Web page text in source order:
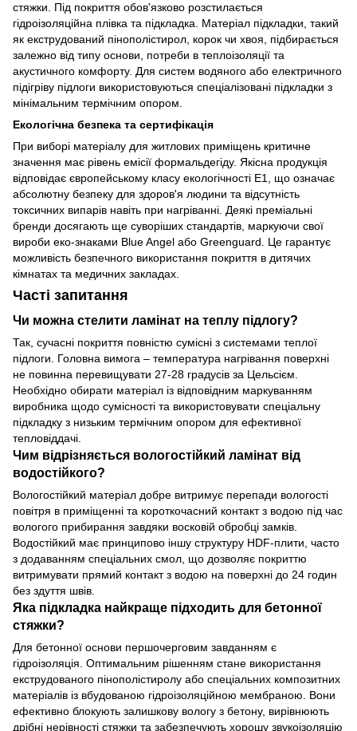
стяжки. Під покриття обов'язково розстилається
гідроізоляційна плівка та підкладка. Матеріал підкладки, такий
як екструдований пінополістирол, корок чи хвоя, підбирається
залежно від типу основи, потреби в теплоізоляції та
акустичного комфорту. Для систем водяного або електричного
підігріву підлоги використовуються спеціалізовані підкладки з
мінімальним термічним опором.
Екологічна безпека та сертифікація
При виборі матеріалу для житлових приміщень критичне
значення має рівень емісії формальдегіду. Якісна продукція
відповідає європейському класу екологічності E1, що означає
абсолютну безпеку для здоров'я людини та відсутність
токсичних випарів навіть при нагріванні. Деякі преміальні
бренди досягають ще суворіших стандартів, маркуючи свої
вироби еко-знаками Blue Angel або Greenguard. Це гарантує
можливість безпечного використання покриття в дитячих
кімнатах та медичних закладах.
Часті запитання
Чи можна стелити ламінат на теплу підлогу?
Так, сучасні покриття повністю сумісні з системами теплої
підлоги. Головна вимога – температура нагрівання поверхні
не повинна перевищувати 27-28 градусів за Цельсієм.
Необхідно обирати матеріал із відповідним маркуванням
виробника щодо сумісності та використовувати спеціальну
підкладку з низьким термічним опором для ефективної
тепловіддачі.
Чим відрізняється вологостійкий ламінат від
водостійкого?
Вологостійкий матеріал добре витримує перепади вологості
повітря в приміщенні та короткочасний контакт з водою під час
вологого прибирання завдяки восковій обробці замків.
Водостійкий має принципово іншу структуру HDF-плити, часто
з додаванням спеціальних смол, що дозволяє покриттю
витримувати прямий контакт з водою на поверхні до 24 годин
без здуття швів.
Яка підкладка найкраще підходить для бетонної
стяжки?
Для бетонної основи першочерговим завданням є
гідроізоляція. Оптимальним рішенням стане використання
екструдованого пінополістиролу або спеціальних композитних
матеріалів із вбудованою гідроізоляційною мембраною. Вони
ефективно блокують залишкову вологу з бетону, вирівнюють
дрібні нерівності стяжки та забезпечують хорошу звукоізоляцію